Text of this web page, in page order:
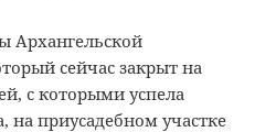
Архангельской
сейчас закрыт на
с которыми успела
приусадебном участке